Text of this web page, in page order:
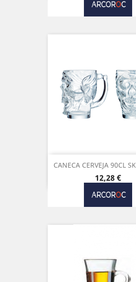
CANECA CERVEJA 90CL
Preço
12,28 €